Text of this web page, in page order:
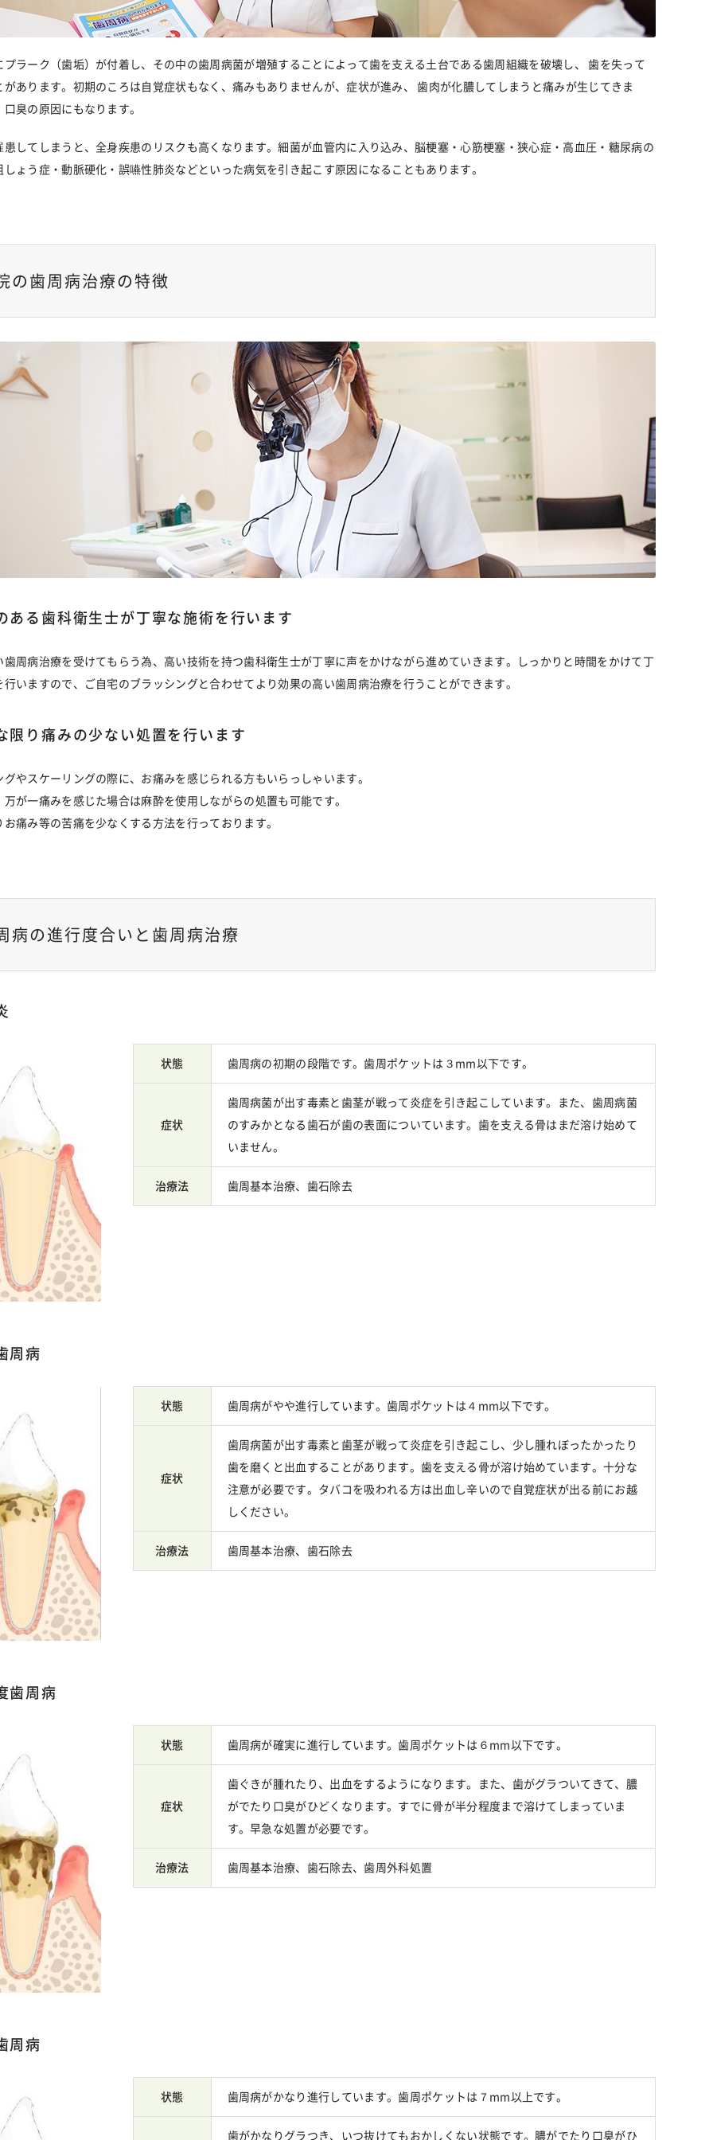
プラーク（歯垢）が付着し、その中の歯周病菌が増殖することによって歯を支える土台である歯周組織を破壊し、 歯を失って
があります。初期のころは自覚症状もなく、痛みもありませんが、症状が進み、 歯肉が化膿してしまうと痛みが生じてきま
口臭の原因にもなります。
患してしまうと、全身疾患のリスクも高くなります。細菌が血管内に入り込み、脳梗塞・心筋梗塞・狭心症・高血圧・糖尿病の
しょう症・動脈硬化・誤嚥性肺炎などといった病気を引き起こす原因になることもあります。
の歯周病治療の特徴
ある歯科衛生士が丁寧な施術を行います
歯周病治療を受けてもらう為、高い技術を持つ歯科衛生士が丁寧に声をかけながら進めていきます。しっかりと時間をかけて丁
行いますので、ご自宅のブラッシングと合わせてより効果の高い歯周病治療を行うことができます。
限り痛みの少ない処置を行います
グやスケーリングの際に、お痛みを感じられる方もいらっしゃいます。
万が一痛みを感じた場合は麻酔を使用しながらの処置も可能です。
お痛み等の苦痛を少なくする方法を行っております。
病の進行度合いと歯周病治療
状態 歯周病の初期の段階です。歯周ポケットは３mm以下です。
症状
歯周病菌が出す毒素と歯茎が戦って炎症を引き起こしています。また、歯周病菌
のすみかとなる歯石が歯の表面についています。歯を支える骨はまだ溶け始めて
いません。
治療法 歯周基本治療、歯石除去
周病
状態 歯周病がやや進行しています。歯周ポケットは４mm以下です。
症状
歯周病菌が出す毒素と歯茎が戦って炎症を引き起こし、少し腫れぼったかったり
歯を磨くと出血することがあります。歯を支える骨が溶け始めています。十分な
注意が必要です。タバコを吸われる方は出血し辛いので自覚症状が出る前にお越
しください。
治療法 歯周基本治療、歯石除去
歯周病
状態 歯周病が確実に進行しています。歯周ポケットは６mm以下です。
症状
歯ぐきが腫れたり、出血をするようになります。また、歯がグラついてきて、膿
がでたり口臭がひどくなります。すでに骨が半分程度まで溶けてしまっていま
す。早急な処置が必要です。
治療法 歯周基本治療、歯石除去、歯周外科処置
周病
状態 歯周病がかなり進行しています。歯周ポケットは７mm以上です。
歯がかなりグラつき、いつ抜けてもおかしくない状態です。膿がでたり口臭がひ